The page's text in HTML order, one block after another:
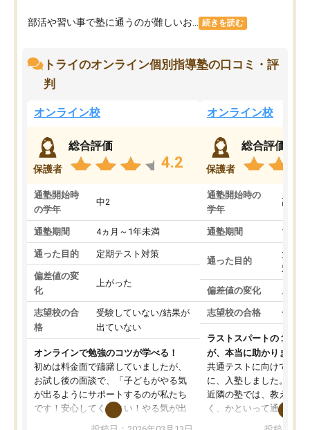
部活や習い事で塾に通うのが難しいお... 続きを読む
トライのオンライン個別指導塾の口コミ・評
判
オンライン校
保護者
総合評価
4.2
通塾開始時
の学年
中2
通塾期間 4ヵ月～1年未満
通った目的 定期テスト対策
偏差値の変
化
上がった
志望校の合
格
受験していない/結果が
出ていない
オンラインで勉強のコツが学べる！
初めは料金面で躊躇していましたが、
お試し後の面談で、「子どもがやる気
が出るようにサポートするのが私たち
です！安心してください！やる気が出
ないのは私たち講師の責任です」と言
オンライン校
保護者
総合評価
通塾開始時の
学年
高3
通塾期間 1～3
通った目的
大学
対策
偏差値の変化
志望校の合格 合格
ラストスパートの１か月
が、本当に助かりました
共通テストに向けての追
に、入塾しました。田舎
近隣の塾では、教えても
く、かといって通うには